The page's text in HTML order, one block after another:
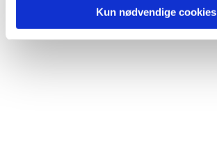
Kun nødvendige cookies